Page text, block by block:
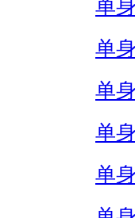
单
单
单
单
单